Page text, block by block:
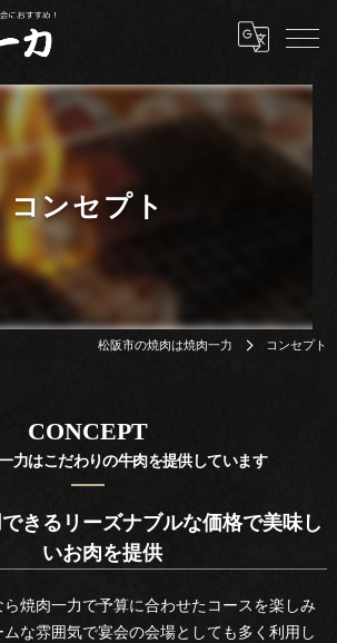
コンセプト
松阪市の焼肉は焼肉一力 コンセプト
力はこだわりの牛肉を提供しています
CONCEPT
きるリーズナブルな価格で美味し
いお肉を提供
焼肉一力で予算に合わせたコースを楽しみ
な雰囲気で宴会の会場としても多く利用し